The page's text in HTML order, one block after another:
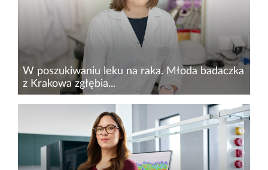
koronawirusa z Chin, śmiercionośnych
wirusów...
W poszukiwaniu leku na raka. Młoda badaczka
z Krakowa zgłębia...
Rozwija się po cichu, nie powoduje żadnych
objawów, co sprawia, że jest wyjątkowo
niebezpieczny dla życia. Mowa o nowotworze
nerki, który dotyka co roku prawie 300 tysięcy
osób, a niemal 120 tysięcy...